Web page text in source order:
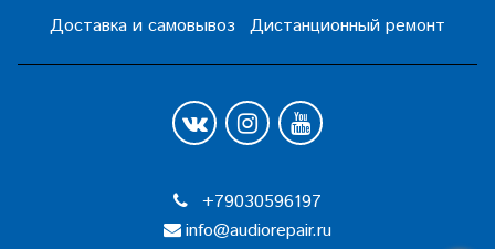
Доставка и самовывоз
Дистанционный ремонт
+79030596197
info@audiorepair.ru